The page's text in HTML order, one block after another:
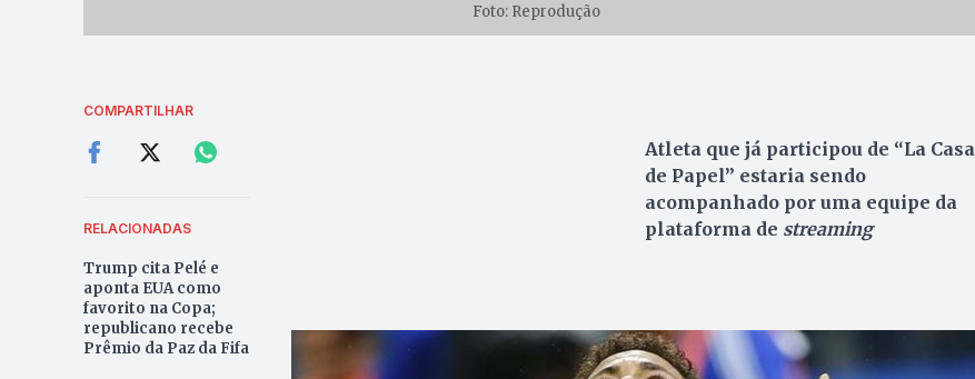
Foto: Reprodução
COMPARTILHAR
RELACIONADAS
Trump cita Pelé e
aponta EUA como
favorito na Copa;
republicano recebe
Prêmio da Paz da Fifa
Atleta que já participou de “La Casa
de Papel” estaria sendo
acompanhado por uma equipe da
plataforma de streaming